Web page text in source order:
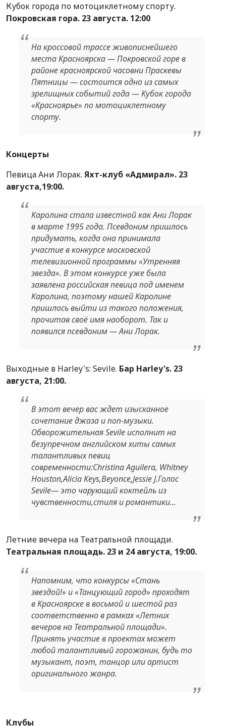
Кубок города по мотоциклетному спорту.
Покровская гора. 23 августа. 12:00
На кроссовой трассе живописнейшего
места Красноярска — Покровской горе в
районе красноярской часовни Праскевы
Пятницы — состоится одно из самых
зрелищных событий года — Кубок города
«Красноярье» по мотоциклетному
спорту.
Концерты
Певица Ани Лорак. Яхт-клуб «Адмирал». 23
августа,19:00.
Каролина стала известной как Ани Лорак
в марте 1995 года. Псевдоним пришлось
придумать, когда она принимала
участие в конкурсе московской
телевизионной программы «Утренняя
звезда». В этом конкурсе уже была
заявлена российская певица под именем
Каролина, поэтому нашей Каролине
пришлось выйти из такого положения,
прочитав своё имя наоборот. Так и
появился псевдоним — Ани Лорак.
Выходные в Harley's: Sevile. Бар Harley's. 23
августа, 21:00.
В этот вечер вас ждет изысканное
сочетание джаза и поп-музыки.
Обворожительная Sevile исполнит на
безупречном английском хиты самых
талантливых певиц
современности:Christina Aguilera, Whitney
Houston,Alicia Keys,Beyonce,Jessie J.Голос
Sevile— это чарующий коктейль из
чувственности,стиля и романтики...
Летние вечера на Театральной площади.
Театральная площадь. 23 и 24 августа, 19:00.
Напомним, что конкурсы «Стань
звездой!» и «Танцующий город» проходят
в Красноярске в восьмой и шестой раз
соответственно в рамках «Летних
вечеров на Театральной площади».
Принять участие в проектах может
любой талантливый горожанин, будь то
музыкант, поэт, танцор или артист
оригинального жанра.
Клубы